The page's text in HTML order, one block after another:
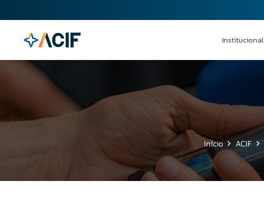
Institucional
Início ACIF